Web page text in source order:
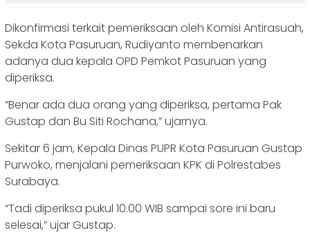
Dikonfirmasi terkait pemeriksaan oleh Komisi Antirasuah,
Sekda Kota Pasuruan, Rudiyanto membenarkan
adanya dua kepala OPD Pemkot Pasuruan yang
diperiksa.
“Benar ada dua orang yang diperiksa, pertama Pak
Gustap dan Bu Siti Rochana,” ujarnya.
Sekitar 6 jam, Kepala Dinas PUPR Kota Pasuruan Gustap
Purwoko, menjalani pemeriksaan KPK di Polrestabes
Surabaya.
“Tadi diperiksa pukul 10.00 WIB sampai sore ini baru
selesai,” ujar Gustap.